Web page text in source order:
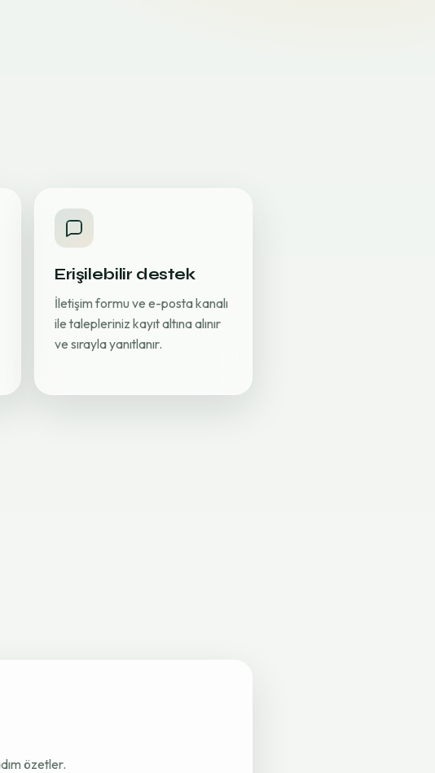
Erişilebilir destek
İletişim formu ve e-posta kanalı
ile talepleriniz kayıt altına alınır
ve sırayla yanıtlanır.
özetler.